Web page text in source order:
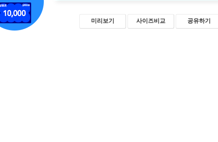
미리보기 사이즈비교 공유하기